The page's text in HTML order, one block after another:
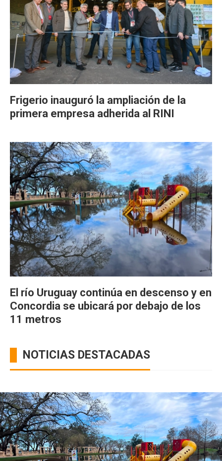
Frigerio inauguró la ampliación de la
primera empresa adherida al RINI
El río Uruguay continúa en descenso y en
Concordia se ubicará por debajo de los
11 metros
NOTICIAS DESTACADAS